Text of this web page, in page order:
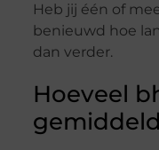
Heb jij één of
benieuwd hoe
dan verder.
Hoeveel